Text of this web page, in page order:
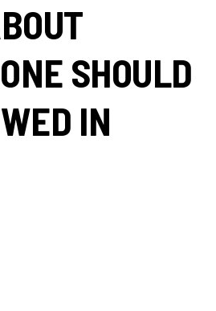
SHOULD
IN